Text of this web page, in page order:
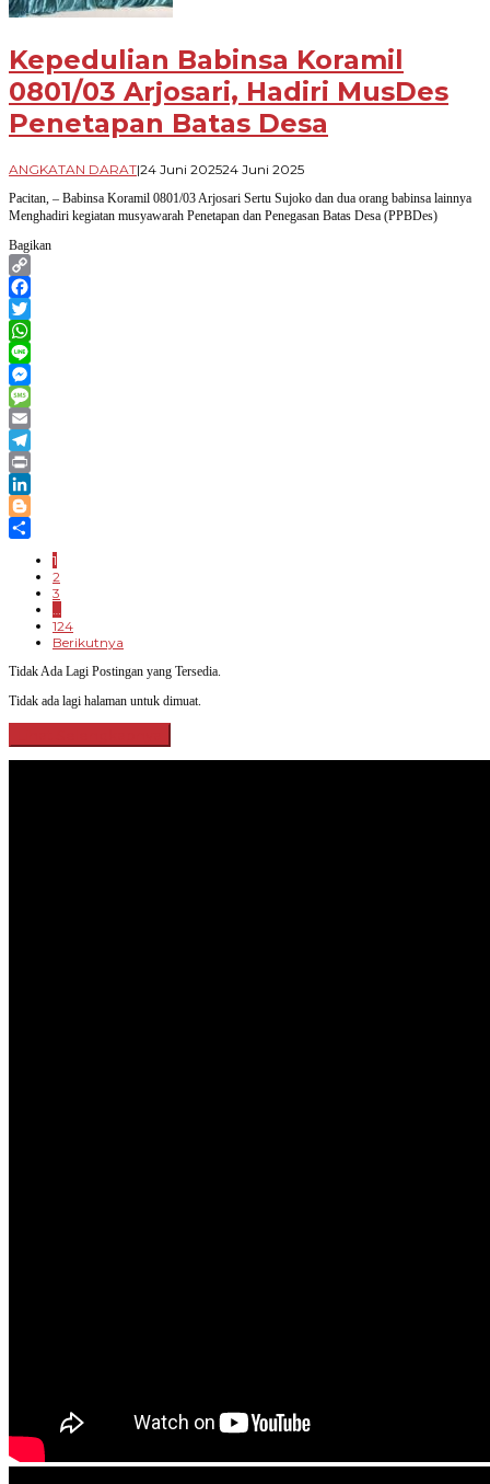
Kepedulian Babinsa Koramil
0801/03 Arjosari, Hadiri MusDes
Penetapan Batas Desa
ANGKATAN DARAT|24 Juni 202524 Juni 2025oleh
Budi
Priyanto
Pacitan, – Babinsa Koramil 0801/03 Arjosari Sertu Sujoko dan dua orang babinsa lainnya
Menghadiri kegiatan musyawarah Penetapan dan Penegasan Batas Desa (PPBDes)
Bagikan
Copy
Link
Facebook
Twitter
WhatsApp
Line
Messenger
Message
Email
Telegram
Print
LinkedIn
Blogger
1
2
3
124
Berikutnya
Tidak Ada Lagi Postingan yang Tersedia.
Tidak ada lagi halaman untuk dimuat.